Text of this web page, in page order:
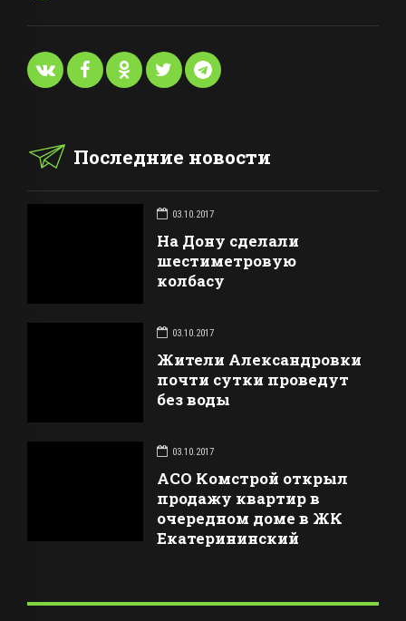
Последние новости
03.10.2017
На Дону сделали
шестиметровую
колбасу
03.10.2017
Жители Александровки
почти сутки проведут
без воды
03.10.2017
АСО Комстрой открыл
продажу квартир в
очередном доме в ЖК
Екатерининский